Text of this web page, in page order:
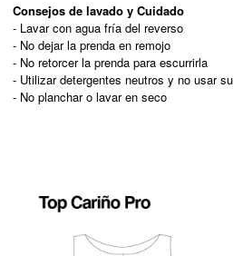
Consejos de lavado y Cuidado
- Lavar con agua fría del reverso
- No dejar la prenda en remojo
- No retorcer la prenda para escurrirla
- Utilizar detergentes neutros y no usar
- No planchar o lavar en seco